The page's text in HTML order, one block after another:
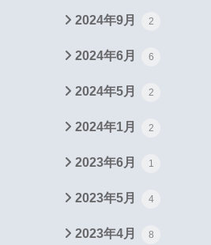
2024年9月 2
2024年6月 6
2024年5月 2
2024年1月 2
2023年6月 1
2023年5月 4
2023年4月 8